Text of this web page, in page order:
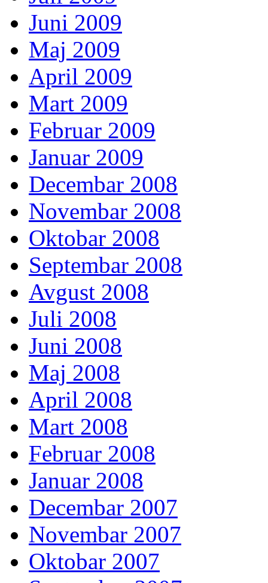
Juni 2009
Maj 2009
April 2009
Mart 2009
Februar 2009
Januar 2009
Decembar 2008
Novembar 2008
Oktobar 2008
Septembar 2008
Avgust 2008
Juli 2008
Juni 2008
Maj 2008
April 2008
Mart 2008
Februar 2008
Januar 2008
Decembar 2007
Novembar 2007
Oktobar 2007